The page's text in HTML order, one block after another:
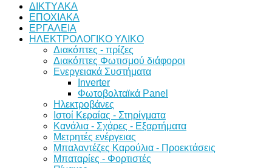
ΔΙKTΥAKA
ΕΠΟΧΙΑΚΑ
ΕΡΓΑΛΕΙΑ
ΗΛΕΚΤΡΟΛΟΓΙΚΟ ΥΛΙΚΟ
Διακόπτες - πρίζες
Διακόπτες Φωτισμού διάφοροι
Ενεργειακά Συστήματα
Inverter
Φωτοβολταϊκά Panel
Ηλεκτροβάνες
Ιστοί Κεραίας - Στηρίγματα
Κανάλια - Σχάρες - Εξαρτήματα
Μετρητές ενέργειας
Μπαλαντέζες Καρούλια - Προεκτάσεις
Μπαταρίες - Φορτιστές